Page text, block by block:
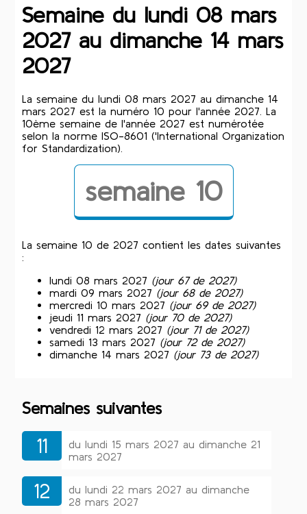
Semaine du lundi 08 mars
2027 au dimanche 14 mars
2027
La semaine du lundi 08 mars 2027 au dimanche 14
mars 2027 est la numéro 10 pour l'année 2027. La
10ème semaine de l'année 2027 est numérotée
selon la norme ISO-8601 ('International Organization
for Standardization).
semaine 10
La semaine 10 de 2027 contient les dates suivantes
:
lundi 08 mars 2027 (jour 67 de 2027)
mardi 09 mars 2027 (jour 68 de 2027)
mercredi 10 mars 2027 (jour 69 de 2027)
jeudi 11 mars 2027 (jour 70 de 2027)
vendredi 12 mars 2027 (jour 71 de 2027)
samedi 13 mars 2027 (jour 72 de 2027)
dimanche 14 mars 2027 (jour 73 de 2027)
Semaines suivantes
11
du lundi 15 mars 2027 au dimanche 21
mars 2027
12
du lundi 22 mars 2027 au dimanche
28 mars 2027